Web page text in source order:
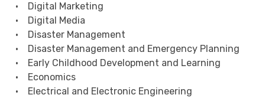
• Digital Marketing
• Digital Media
• Disaster Management
• Disaster Management and Emergency Planning
• Early Childhood Development and Learning
• Economics
• Electrical and Electronic Engineering